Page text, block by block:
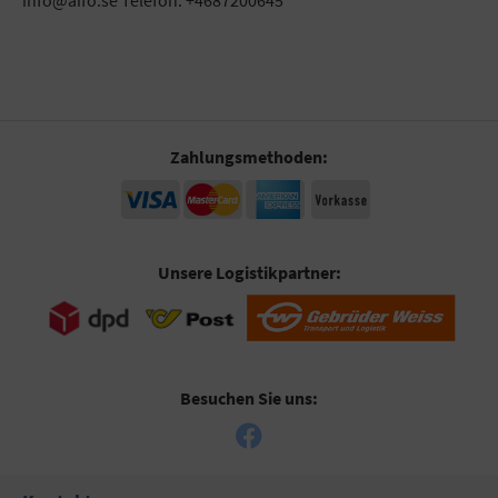
Zahlungsmethoden:
Unsere Logistikpartner:
Besuchen Sie uns: